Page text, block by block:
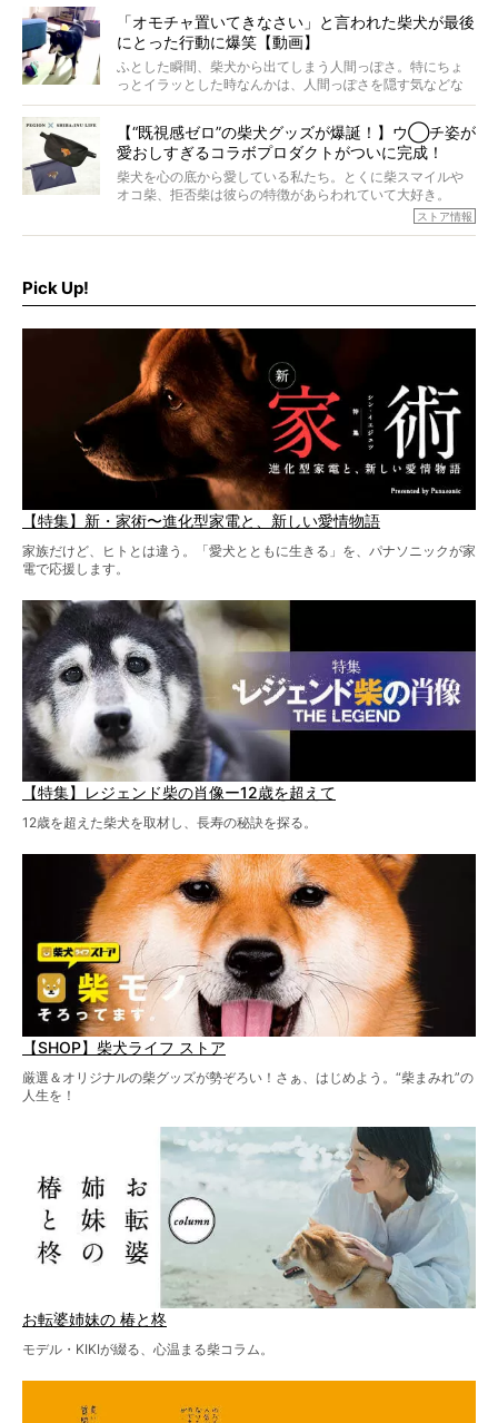
ォーカスし、その元気の秘訣や、老犬と暮らすうえで大切
だと思うことを、オーナーさんに語っていただきます。今
回登場してくれたのは、17歳のときろうくん。小さい頃か
ら食が細かったため、何でも食べさせてきたということで
「オモチャ置いてきなさい」と言われた柴犬が最後
にとった行動に爆笑【動画】
ふとした瞬間、柴犬から出てしまう人間っぽさ。特にちょ
っとイラッとした時なんかは、人間っぽさを隠す気などな
いように見えます。もしかして本当の本当は、中身は人間
【“既視感ゼロ”の柴犬グッズが爆誕！】ウ◯チ姿が
愛おしすぎるコラボプロダクトがついに完成！
柴犬を心の底から愛している私たち。とくに柴スマイルや
オコ柴、拒否柴は彼らの特徴があらわれていて大好き。
でもちょっと待て…もうひとつ、忘れてはならない愛おしい
シーンがあったぞ。それは、背中を丸めて“ウンチなう”の姿
ストア情報
Pick Up!
【特集】新・家術〜進化型家電と、新しい愛情物語
家族だけど、ヒトとは違う。「愛犬とともに生きる」を、パナソニックが家
電で応援します。
【特集】レジェンド柴の肖像ー12歳を超えて
12歳を超えた柴犬を取材し、長寿の秘訣を探る。
【SHOP】柴犬ライフ ストア
厳選＆オリジナルの柴グッズが勢ぞろい！さぁ、はじめよう。“柴まみれ”の
人生を！
お転婆姉妹の 椿と柊
モデル・KIKIが綴る、心温まる柴コラム。